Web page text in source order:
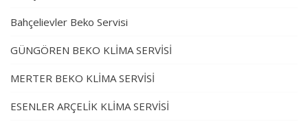
Bahçelievler Beko Servisi
GÜNGÖREN BEKO KLİMA SERVİSİ
MERTER BEKO KLİMA SERVİSİ
ESENLER ARÇELİK KLİMA SERVİSİ